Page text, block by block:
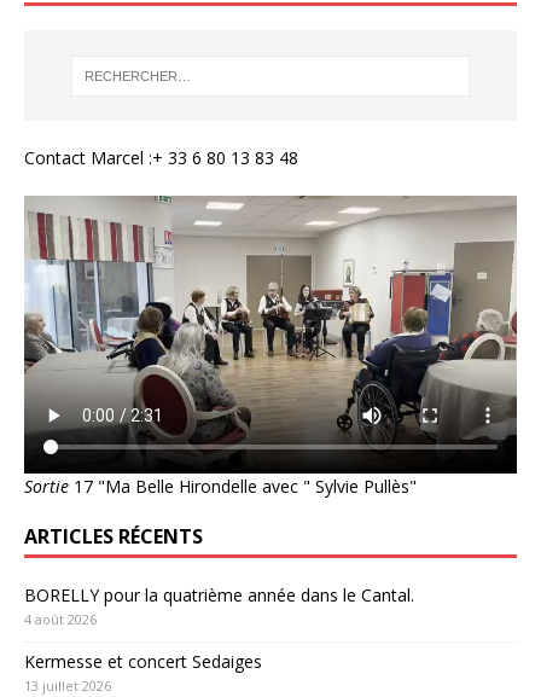
Contact Marcel :+ 33 6 80 13 83 48
Sortie 17 "Ma Belle Hirondelle avec " Sylvie Pullès"
ARTICLES RÉCENTS
BORELLY pour la quatrième année dans le Cantal.
4 août 2026
Kermesse et concert Sedaiges
13 juillet 2026